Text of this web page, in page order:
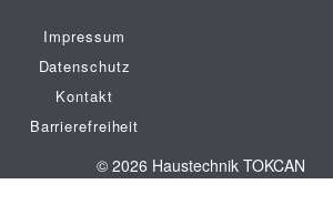
Impressum
Datenschutz
Kontakt
Barrierefreiheit
© 2026 Haustechnik TOKCAN